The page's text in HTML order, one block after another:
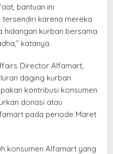
bantuan ini
karena mereka
hidangan kurban bersama
katanya.
Director Alfamart,
daging kurban
kontribusi konsumen
donasi atau
pada periode Maret
konsumen Alfamart yang